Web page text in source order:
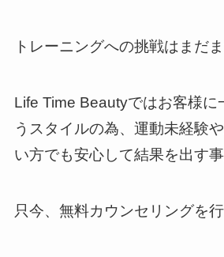
トレーニングへの挑戦はまだ
Life Time Beautyではお客様に
うスタイルの為、運動未経験
い方でも安心して結果を出す事
只今、無料カウンセリングを